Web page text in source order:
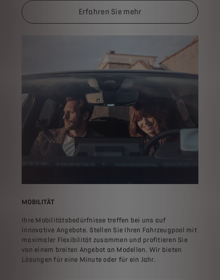
Erfahren Sie mehr
MOBILITÄT
Ihre Mobilitätsbedürfnisse treffen bei uns auf
innovative Angebote. Stellen Sie Ihren Fahrzeugpool mit
maximaler Flexibilität zusammen und profitieren Sie
von einem breiten Angebot an Modellen. Wir bieten
Lösungen für eine Minute oder für ein Jahr.